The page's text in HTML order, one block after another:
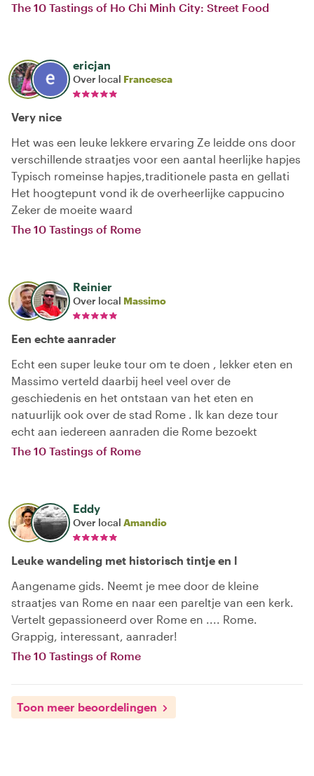
The 10 Tastings of Ho Chi Minh City: Street Food
ericjan
Over local Francesca
Very nice
Het was een leuke lekkere ervaring Ze leidde ons door
verschillende straatjes voor een aantal heerlijke hapjes
Typisch romeinse hapjes,traditionele pasta en gellati
Het hoogtepunt vond ik de overheerlijke cappucino
Zeker de moeite waard
The 10 Tastings of Rome
Reinier
Over local Massimo
Een echte aanrader
Echt een super leuke tour om te doen , lekker eten en
Massimo verteld daarbij heel veel over de
geschiedenis en het ontstaan van het eten en
natuurlijk ook over de stad Rome . Ik kan deze tour
echt aan iedereen aanraden die Rome bezoekt
The 10 Tastings of Rome
Eddy
Over local Amandio
Leuke wandeling met historisch tintje en l
Aangename gids. Neemt je mee door de kleine
straatjes van Rome en naar een pareltje van een kerk.
Vertelt gepassioneerd over Rome en .... Rome.
Grappig, interessant, aanrader!
The 10 Tastings of Rome
Toon meer beoordelingen